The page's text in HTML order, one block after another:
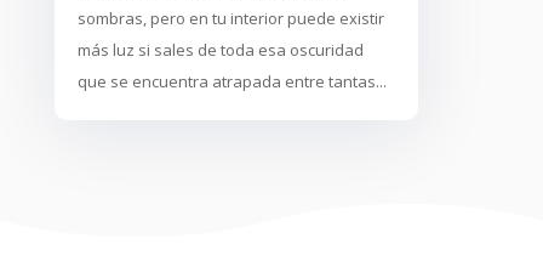
sombras, pero en tu interior puede existir
más luz si sales de toda esa oscuridad
que se encuentra atrapada entre tantas...